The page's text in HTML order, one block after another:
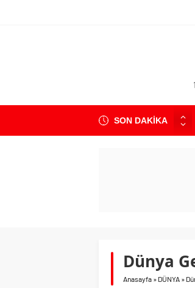
SON DAKİKA
Dünya
Anasayfa » DÜNYA »